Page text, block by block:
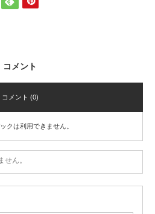
コメント
コメント (0)
クは利用できません。
ん。